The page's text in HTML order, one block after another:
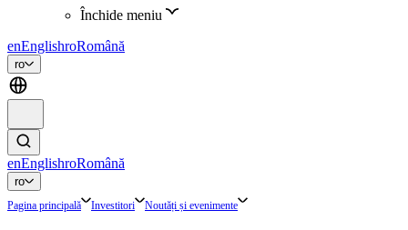
Închide meniu
enEnglishroRomână
ro
enEnglishroRomână
ro
Pagina principală Investitori Noutăți și evenimente